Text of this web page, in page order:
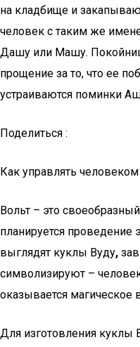
на кладбище и
человек с таким же
Дашу или Машу.
прощение за то, что ее
устраиваются поминки
Поделиться :
Как управлять
Вольт – это
планируется проведение
выглядят куклы Вуду,
символизируют –
оказывается магическое
Для изготовления куклы